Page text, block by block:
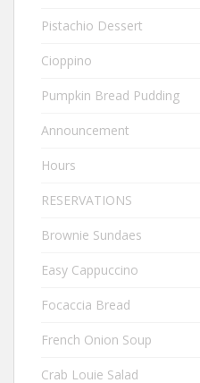
Pistachio Dessert
Cioppino
Pumpkin Bread Pudding
Announcement
Hours
RESERVATIONS
Brownie Sundaes
Easy Cappuccino
Focaccia Bread
French Onion Soup
Crab Louie Salad